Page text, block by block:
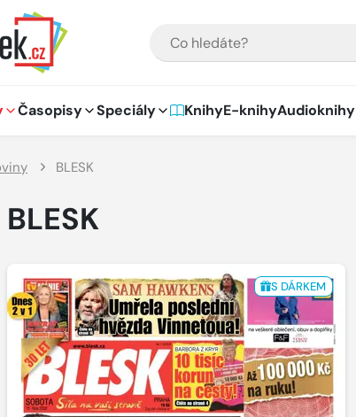
Časopisy Speciály KnihyE-knihyAudioknihy
BLESK
BLESK
S DÁRKEM